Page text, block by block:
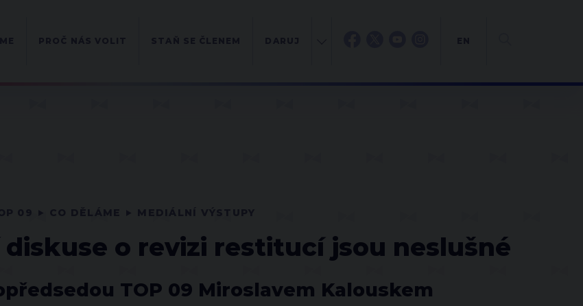
o revizi restitucí jsou neslušné
TOP 09 Miroslavem Kalouskem